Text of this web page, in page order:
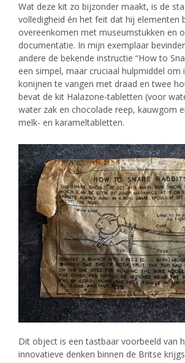
Wat deze kit zo bijzonder maakt, is de
volledigheid én het feit dat hij elementen
overeenkomen met museumstukken en
documentatie. In mijn exemplaar
andere de bekende instructie “How to
een simpel, maar cruciaal hulpmiddel om
konijnen te vangen met draad en twee
bevat de kit Halazone-tabletten (voor
water zak en chocolade reep, kauwgom
melk- en karameltabletten.
Dit object is een tastbaar voorbeeld van
innovatieve denken binnen de Britse